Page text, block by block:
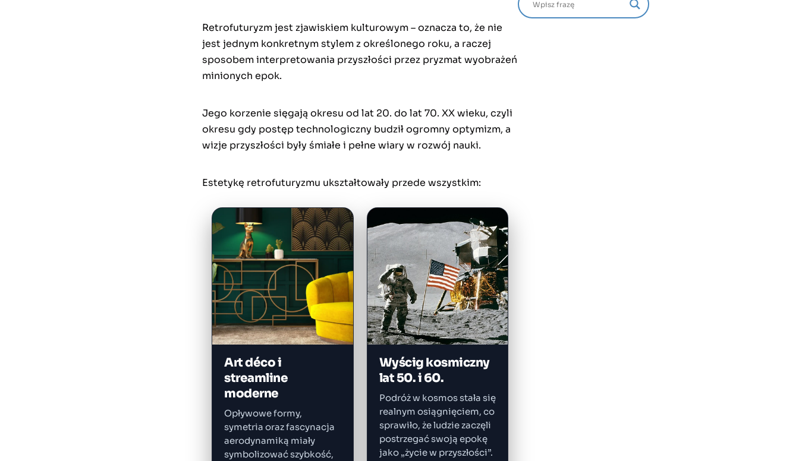
Retrofuturyzm jest zjawiskiem kulturowym – oznacza to, że nie
jest jednym konkretnym stylem z określonego roku, a raczej
sposobem interpretowania przyszłości przez pryzmat wyobrażeń
minionych epok.
Jego korzenie sięgają okresu od lat 20. do lat 70. XX wieku, czyli
okresu gdy postęp technologiczny budził ogromny optymizm, a
wizje przyszłości były śmiałe i pełne wiary w rozwój nauki.
Estetykę retrofuturyzmu ukształtowały przede wszystkim:
Art déco i
streamline
moderne
Opływowe formy,
symetria oraz fascynacja
aerodynamiką miały
symbolizować szybkość,
Wyścig kosmiczny
lat 50. i 60.
Podróż w kosmos stała się
realnym osiągnięciem, co
sprawiło, że ludzie zaczęli
postrzegać swoją epokę
jako „życie w przyszłości”.